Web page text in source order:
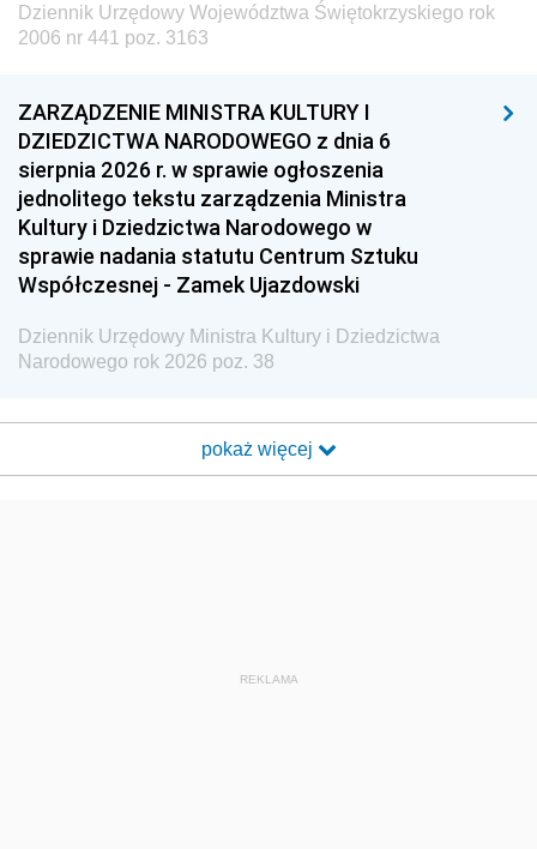
Dziennik Urzędowy Województwa Świętokrzyskiego rok
2006 nr 441 poz. 3163
ZARZĄDZENIE MINISTRA KULTURY I
DZIEDZICTWA NARODOWEGO z dnia 6
sierpnia 2026 r. w sprawie ogłoszenia
jednolitego tekstu zarządzenia Ministra
Kultury i Dziedzictwa Narodowego w
sprawie nadania statutu Centrum Sztuku
Współczesnej - Zamek Ujazdowski
Dziennik Urzędowy Ministra Kultury i Dziedzictwa
Narodowego rok 2026 poz. 38
pokaż więcej
REKLAMA